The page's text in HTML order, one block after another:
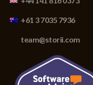
+61 3 7035 7936
team@storii.com